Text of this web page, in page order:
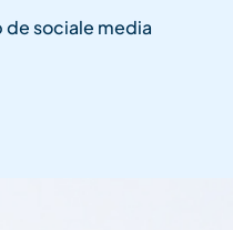
de sociale media